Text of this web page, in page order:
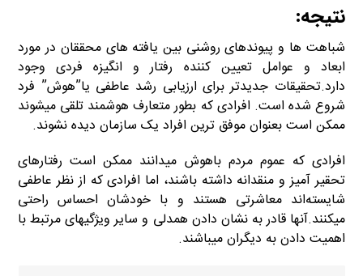
نتیجه:
شباهت ها و پیوندهای روشنی بین یافته های محققان در مورد
ابعاد و عوامل تعیین کننده رفتار و انگیزه فردی وجود
دارد.تحقیقات جدید‌تر برای ارزیابی رشد عاطفی یا”هوش” فرد
شروع شده است. افرادی که بطور متعارف هوشمند تلقی میشوند
ممکن است بعنوان موفق ‌ترین افراد یک سازمان دیده نشوند.
افرادی که عموم مردم باهوش میدانند ممکن است رفتارهای
تحقیر آمیز و منقدانه داشته باشند، اما افرادی که از نظر عاطفی
شایسته‌اند معاشرتی هستند و با خودشان احساس راحتی
میکنند.آنها قادر به نشان دادن همدلی و سایر ویژگیهای مرتبط با
اهمیت دادن به دیگران میباشند.